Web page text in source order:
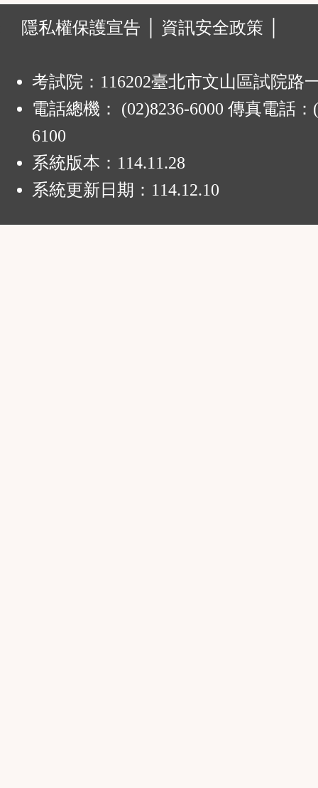
發
建
議
區
隱私權保護宣告 │ 資訊安全政策 │
考試院：116202臺北市文山區試院路
電話總機： (02)8236-6000 傳真電話：
6100
系統版本： 114.11.28
系統更新日期： 114.12.10